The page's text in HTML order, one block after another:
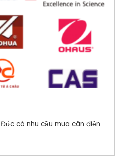
có nhu cầu mua cân điện